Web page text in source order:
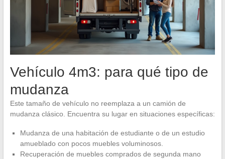
Vehículo 4m3: para qué tipo de
mudanza
Este tamaño de vehículo no reemplaza a un camión de
mudanza clásico. Encuentra su lugar en situaciones específicas:
Mudanza de una habitación de estudiante o de un estudio
amueblado con pocos muebles voluminosos.
Recuperación de muebles comprados de segunda mano